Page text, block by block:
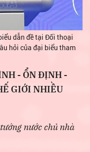
dẫn đề tại Đối thoại
hỏi của đại biểu tham
- ỔN ĐỊNH -
GIỚI NHIỀU
nước chủ nhà